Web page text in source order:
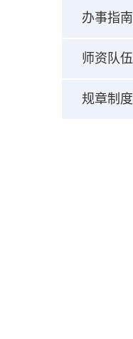
办事指南
师资队伍
规章制度